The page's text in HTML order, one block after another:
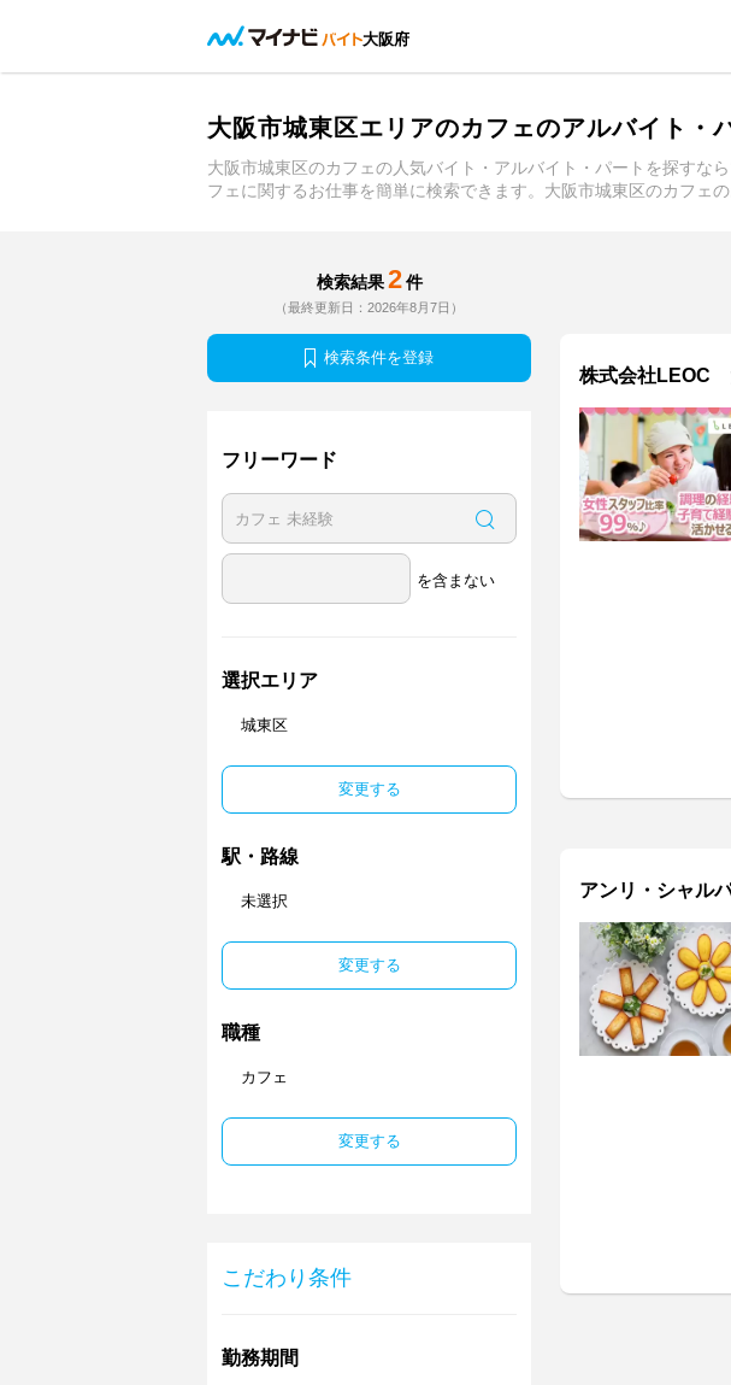
大阪府
大阪市城東区エリアのカフェのアルバイト・
大阪市城東区のカフェの人気バイト・アルバイト・パートを探すな
フェに関するお仕事を簡単に検索できます。大阪市城東区のカフェ
検索結果 2 件
（最終更新日：2026年8月7日）
検索条件を登録
フリーワード
を含まない
選択エリア
城東区
変更する
駅・路線
未選択
変更する
職種
カフェ
変更する
こだわり条件
勤務期間
株式会社LEOC
アンリ・シャル